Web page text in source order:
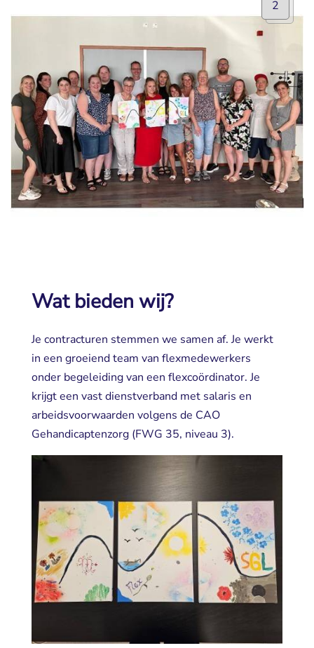
2
Wat bieden wij?
Je contracturen stemmen we samen af. Je werkt
in een groeiend team van flexmedewerkers
onder begeleiding van een flexcoördinator. Je
krijgt een vast dienstverband met salaris en
arbeidsvoorwaarden volgens de CAO
Gehandicaptenzorg (FWG 35, niveau 3).